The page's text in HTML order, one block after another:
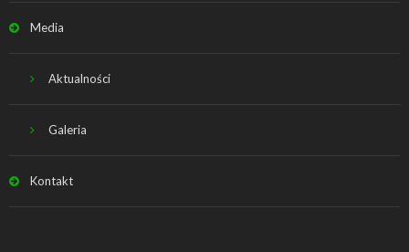
Media
Aktualności
Galeria
Kontakt